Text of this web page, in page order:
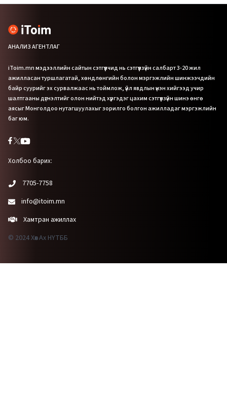
АНАЛИЗ АГЕНТЛАГ
iToim.mn мэдээллийн сайтын сэтгүүлчид нь сэтгүүлзүйн салбарт 3-20 жил
ажилласан туршлагатай, хөндлөнгийн болон мэргэжлийн шинжээчдийн
байр суурийг эх сурвалжаас нь тоймлож, үйл явдлын үнэн хийгээд учир
шалтгааны дүгнэлтийг олон нийтэд хүргэдэг цахим сэтгүүлзүйн шинэ өнгө
аясыг Монголдоо нутагшуулахыг зорилго болгон ажилладаг мэргэжлийн
баг юм.
Холбоо барих:
7705-7758
info@itoim.mn
Хамтран ажиллах
© 2024 Хөх Ах НҮТББ